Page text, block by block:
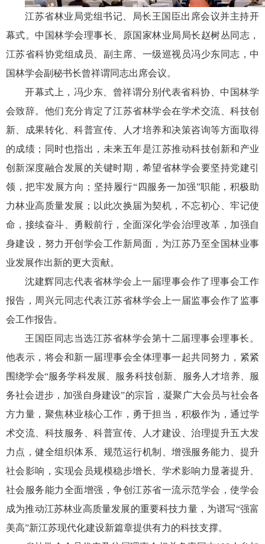
江苏省林业局党组书记、局长王国臣出席会议并主持开
幕式。中国林学会理事长、原国家林业局局长赵树丛同志，
江苏省科协党组成员、副主席、一级巡视员冯少东同志，中
国林学会副秘书长曾祥谓同志出席会议。
开幕式上，冯少东、曾祥谓分别代表省科协、中国林学
会致辞。他们充分肯定了江苏省林学会在学术交流、科技创
新、成果转化、科普宣传、人才培养和决策咨询等方面取得
的成绩；同时也指出，未来五年是江苏推动科技创新和产业
创新深度融合发展的关键时期，希望省林学会要坚持党建引
领，把牢发展方向；坚持履行“四服务一加强”职能，积极助
力林业高质量发展；以此次换届为契机，不忘初心、牢记使
命，接续奋斗、勇毅前行，全面深化学会治理改革，加强自
身建设，努力开创学会工作新局面，为江苏乃至全国林业事
业发展作出新的更大贡献。
沈建辉同志代表省林学会上一届理事会作了理事会工作
报告，周兴元同志代表江苏省林学会上一届监事会作了监事
会工作报告。
王国臣同志当选江苏省林学会第十二届理事会理事长。
他表示，将会和新一届理事会全体理事一起共同努力，紧紧
围绕学会“服务学科发展、服务科技创新、服务人才培养、服
务社会进步，加强自身建设”的宗旨，凝聚广大会员与社会各
方力量，聚焦林业核心工作，勇于担当，积极作为，通过学
术交流、科技服务、科普宣传、人才建设、治理提升五大发
力点，健全组织体系、规范运行机制、增强服务能力、提升
社会影响，实现会员规模稳步增长、学术影响力显著提升、
社会服务能力全面增强，争创江苏省一流示范学会，使学会
成为推动江苏林业高质量发展的重要科技力量，为谱写“强富
美高”新江苏现代化建设新篇章提供有力的科技支撑。